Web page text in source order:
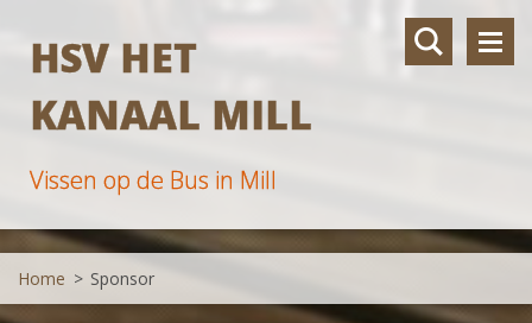
HSV HET
KANAAL MILL
Vissen op de Bus in Mill
Home > Sponsor